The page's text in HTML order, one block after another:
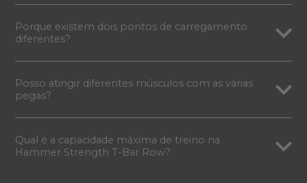
Porque existem dois pontos de carregamento
diferentes?
Posso atingir diferentes músculos com as várias
pegas?
Qual é a capacidade máxima de treino na
Hammer Strength T-Bar Row?